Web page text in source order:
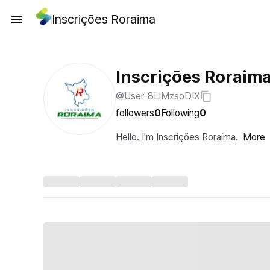
Inscrições Roraima
Inscrições
@User-8LlMzsoDIX
followers0Following0
Hello. I'm Inscrições Roraima. More